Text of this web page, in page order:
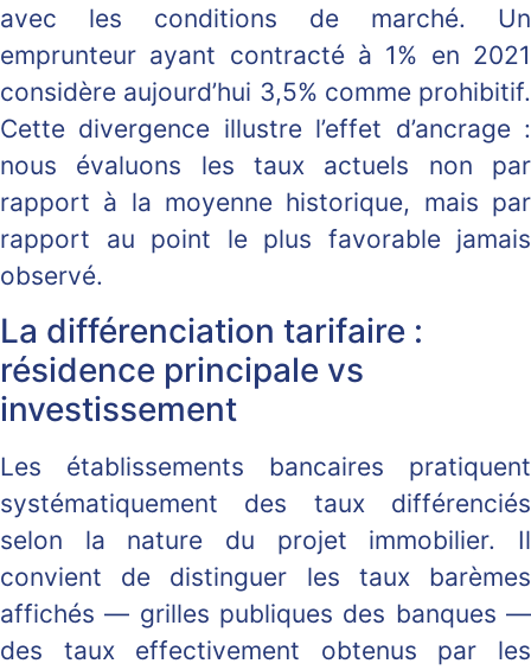
avec les conditions de marché. Un
emprunteur ayant contracté à 1% en 2021
considère aujourd’hui 3,5% comme prohibitif.
Cette divergence illustre l’effet d’ancrage :
nous évaluons les taux actuels non par
rapport à la moyenne historique, mais par
rapport au point le plus favorable jamais
observé.
La différenciation tarifaire :
résidence principale vs
investissement
Les établissements bancaires pratiquent
systématiquement des taux différenciés
selon la nature du projet immobilier. Il
convient de distinguer les taux barèmes
affichés — grilles publiques des banques —
des taux effectivement obtenus par les